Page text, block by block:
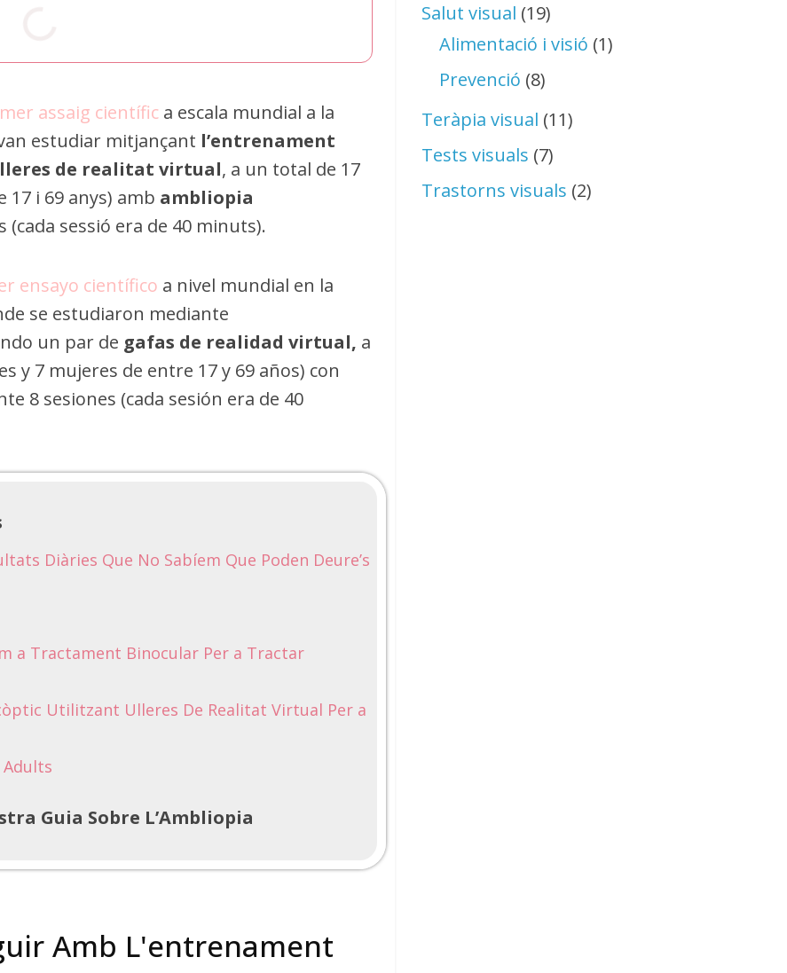
assaig científic a escala mundial a la
estudiar mitjançant l’entrenament
de realitat virtual, a un total de 17
17 i 69 anys) amb ambliopia
(cada sessió era de 40 minuts).
ensayo científico a nivel mundial en la
se estudiaron mediante
un par de gafas de realidad virtual, a
y 7 mujeres de entre 17 y 69 años) con
8 sesiones (cada sesión era de 40
Diàries Que No Sabíem Que Poden Deure’s
a Tractament Binocular Per a Tractar
Utilitzant Ulleres De Realitat Virtual Per a
Adults
Guia Sobre L’Ambliopia
Amb L'entrenament
Salut visual (19)
Alimentació i visió (1)
Prevenció (8)
Teràpia visual (11)
Tests visuals (7)
Trastorns visuals (2)